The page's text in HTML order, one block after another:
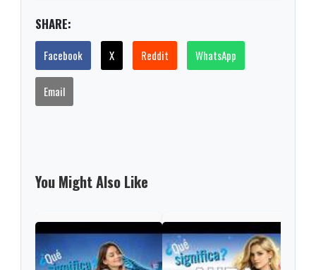
SHARE:
Facebook X Reddit WhatsApp
Email
You Might Also Like